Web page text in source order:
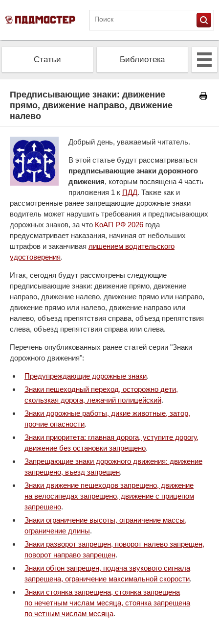
Статьи Библиотека
Проверить штрафы
Предписывающие знаки: движение
прямо, движение направо, движение
налево
Добрый день, уважаемый читатель.
В этой статье будут рассматриваться
предписывающие знаки дорожного
движения, которым посвящена 4 часть
приложения 1 к ПДД. Также как и
рассмотренные ранее запрещающие дорожные знаки
водитель может нарушить требования и предписывающих
дорожных знаков, за что КоАП РФ 2026 года
предусматривает наказания, начиная от небольших
штрафов и заканчивая лишением водительского
удостоверения.
Итак, сегодня будут рассмотрены следующие
предписывающие знаки: движение прямо, движение
направо, движение налево, движение прямо или направо,
движение прямо или налево, движение направо или
налево, объезд препятствия справа, объезд препятствия
слева, объезд препятствия справа или слева.
Перечень опубликованных ранее статей серии "Знаки
дорожного движения":
Предупреждающие дорожные знаки.
Знаки пешеходный переход, осторожно дети,
скользкая дорога, лежачий полицейский.
Знаки дорожные работы, дикие животные, затор,
прочие опасности.
Знаки приоритета: главная дорога, уступите дорогу,
движение без остановки запрещено.
Запрещающие знаки дорожного движения: движение
запрещено, въезд запрещен.
Знаки движение пешеходов запрещено, движение
на велосипедах запрещено, движение с прицепом
запрещено.
Знаки ограничение высоты, ограничение массы,
ограничение длины.
Знаки разворот запрещен, поворот налево запрещен,
поворот направо запрещен.
Знаки обгон запрещен, подача звукового сигнала
запрещена, ограничение максимальной скорости.
Знаки стоянка запрещена, стоянка запрещена
по нечетным числам месяца, стоянка запрещена
по четным числам месяца.